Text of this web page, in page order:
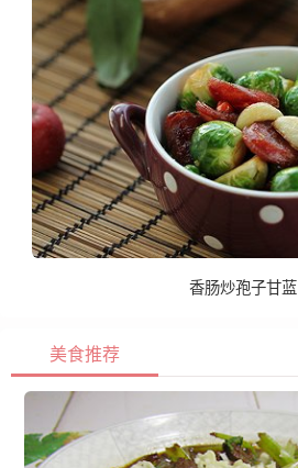
香肠炒孢子甘蓝
美食推荐